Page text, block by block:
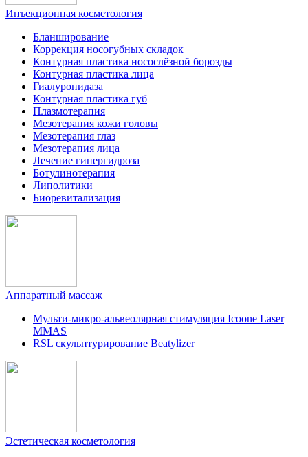
Инъекционная косметология
Бланширование
Коррекция носогубных складок
Контурная пластика носослёзной борозды
Контурная пластика лица
Гиалуронидаза
Контурная пластика губ
Плазмотерапия
Мезотерапия кожи головы
Мезотерапия глаз
Мезотерапия лица
Лечение гипергидроза
Ботулинотерапия
Липолитики
Биоревитализация
Аппаратный массаж
Мульти-микро-альвеолярная стимуляция Icoone Laser
MMAS
RSL скульптурирование Beatylizer
Эстетическая косметология